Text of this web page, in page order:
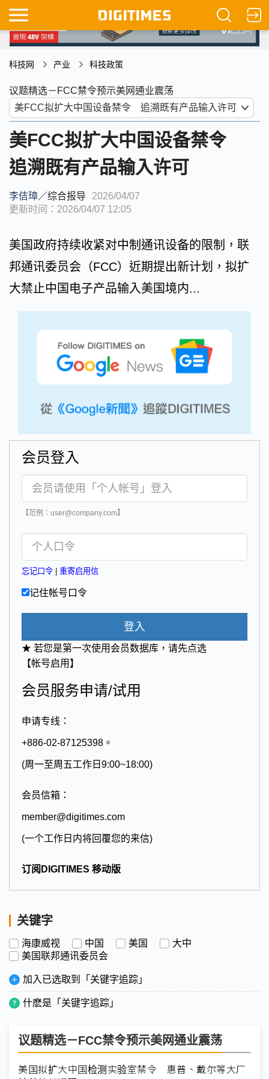
科技网 产业 科技政策
议题精选－FCC禁令预示美网通业震荡
美FCC拟扩大中国设备禁令
追溯既有产品输入许可
李佶璋／综合报导
2026/04/07
更新时间：2026/04/07 12:05
美国政府持续收紧对中制通讯设备的限制，联
邦通讯委员会（FCC）近期提出新计划，拟扩
大禁止中国电子产品输入美国境内...
会员登入
【范例：user@company.com】
忘记口令 重寄启用信
记住帐号口令
登入
★ 若您是第一次使用会员数据库，请先点选
【帐号启用】
会员服务申请/试用
申请专线：
+886-02-87125398。
(周一至周五工作日9:00~18:00)
会员信箱：
member@digitimes.com
(一个工作日内将回覆您的来信)
订阅DIGITIMES 移动版
关键字
海康威视 中国 美国
大中
美国联邦通讯委员会
加入已选取到「关键字追踪」
什麽是「关键字追踪」
议题精选－FCC禁令预示美网通业震荡
美国拟扩大中国检测实验室禁令 惠普、戴尔等大厂